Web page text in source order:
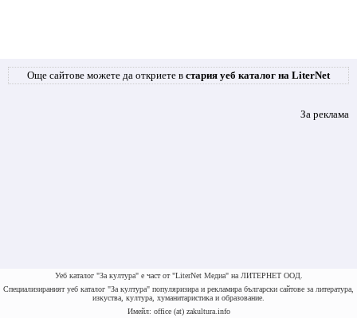
Още сайтове можете да откриете в стария уеб каталог на LiterNet
За реклама
Уеб каталог "За култура" е част от "LiterNet Медиа" на ЛИТЕРНЕТ ООД.
Специализираният уеб каталог "За култура" популяризира и рекламира български сайтове за литература,
изкуства, култура, хуманитаристика и образование.
Имейл: office (at) zakultura.info